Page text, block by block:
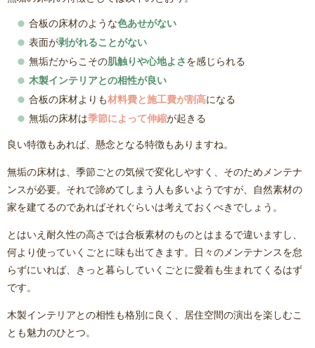
合板の床材のような色あせがない
表面が剥がれることがない
無垢だからこその肌触りや心地よさを感じられる
木製インテリアとの相性が良い
合板の床材よりも材料費と施工費が割高になる
無垢の床材は季節によって伸縮が起きる
良い特徴もあれば、懸念となる特徴もありますね。
無垢の床材は、季節ごとの気候で変化しやすく、そのためメンテナ
ンスが必要。それで諦めてしまう人も多いようですが、自然素材の
家を建てるのであればそれぐらいは考えておくべきでしょう。
とはいえ耐久性の高さでは合板素材のものとはまるで違いますし、
何より使っていくごとに味も出てきます。日々のメンテナンスを怠
らずにいれば、きっと暮らしていくごとに愛着も生まれてくるはず
です。
木製インテリアとの相性も格別に良く、居住空間の演出を楽しむこ
とも魅力のひとつ。